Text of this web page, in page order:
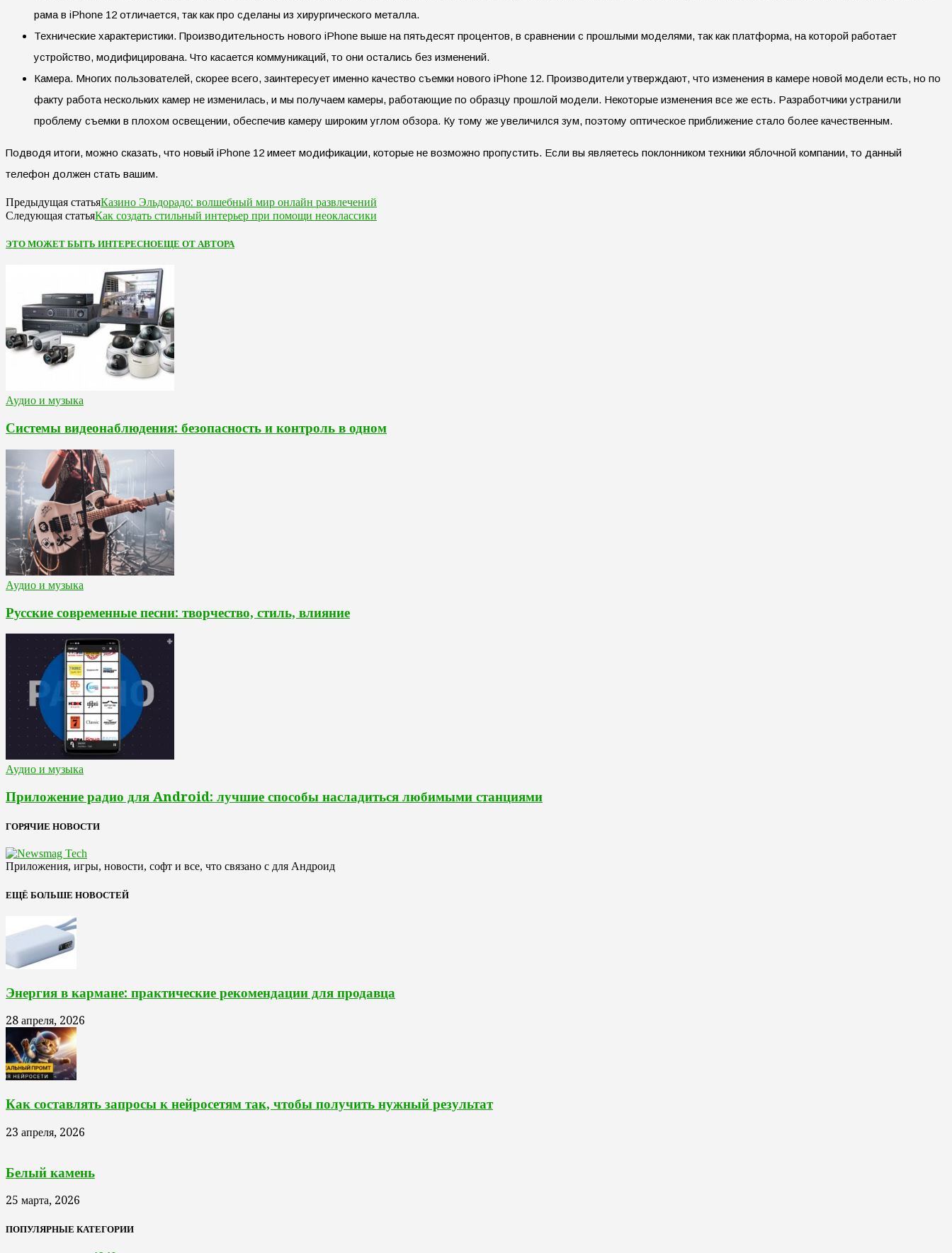
рама в iPhone 12 отличается, так как про сделаны из хирургического металла.
Технические характеристики. Производительность нового iPhone выше на пятьдесят процентов, в сравнении с прошлыми моделями, так как платформа, на которой работает
устройство, модифицирована. Что касается коммуникаций, то они остались без изменений.
Камера. Многих пользователей, скорее всего, заинтересует именно качество съемки нового iPhone 12. Производители утверждают, что изменения в камере новой модели есть, но по
факту работа нескольких камер не изменилась, и мы получаем камеры, работающие по образцу прошлой модели. Некоторые изменения все же есть. Разработчики устранили
проблему съемки в плохом освещении, обеспечив камеру широким углом обзора. Ку тому же увеличился зум, поэтому оптическое приближение стало более качественным.
Подводя итоги, можно сказать, что новый iPhone 12 имеет модификации, которые не возможно пропустить. Если вы являетесь поклонником техники яблочной компании, то данный
телефон должен стать вашим.
Предыдущая статьяКазино Эльдорадо: волшебный мир онлайн развлечений
Следующая статьяКак создать стильный интерьер при помощи неоклассики
ЭТО МОЖЕТ БЫТЬ ИНТЕРЕСНОЕЩЕ ОТ АВТОРА
Аудио и музыка
Системы видеонаблюдения: безопасность и контроль в одном
Аудио и музыка
Русские современные песни: творчество, стиль, влияние
Аудио и музыка
Приложение радио для Android: лучшие способы насладиться любимыми станциями
ГОРЯЧИЕ НОВОСТИ
Приложения, игры, новости, софт и все, что связано с для Андроид
ЕЩЁ БОЛЬШЕ НОВОСТЕЙ
Энергия в кармане: практические рекомендации для продавца
28 апреля, 2026
Как составлять запросы к нейросетям так, чтобы получить нужный результат
23 апреля, 2026
Белый камень
25 марта, 2026
ПОПУЛЯРНЫЕ КАТЕГОРИИ